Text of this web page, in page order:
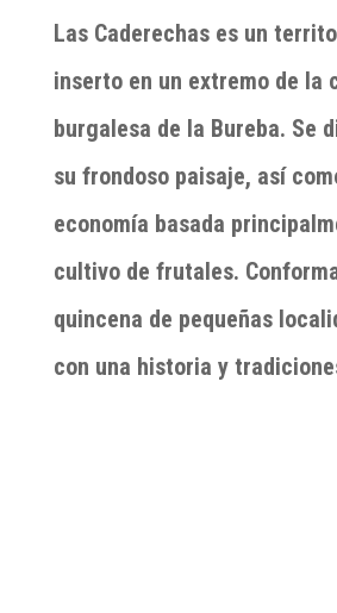
Las Caderechas es un
inserto en un extremo de la
burgalesa de la Bureba. Se
su frondoso paisaje, así
economía basada
cultivo de frutales.
quincena de pequeñas
con una historia y